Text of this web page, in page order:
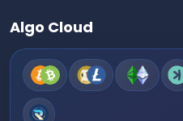
Algo Cloud